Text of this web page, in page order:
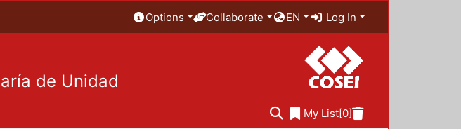
Options Collaborate EN Log In
de Unidad
My List[0]